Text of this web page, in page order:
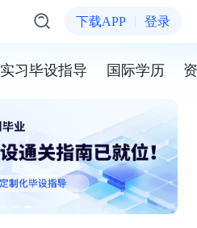
下载APP 登录
实习毕设指导 国际学历